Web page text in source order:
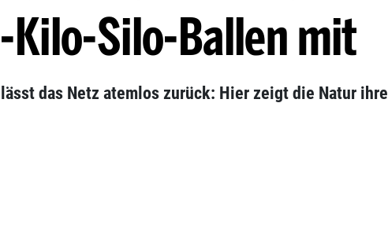
Silo-Ballen mit
das Netz atemlos zurück: Hier zeigt die Natur ihre